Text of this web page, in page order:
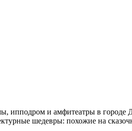
ипподром и амфитеатры в
шедевры: похожие на